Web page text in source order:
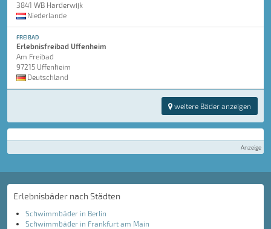
3841 WB Harderwijk
Niederlande
FREIBAD
Erlebnisfreibad Uffenheim
Am Freibad
97215 Uffenheim
Deutschland
weitere Bäder anzeigen
Anzeige
Erlebnisbäder nach Städten
Schwimmbäder in Berlin
Schwimmbäder in Frankfurt am Main